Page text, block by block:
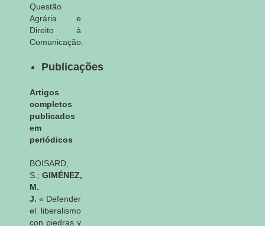
Questão
Agrária e
Direito à
Comunicação.
Publicações
Artigos
completos
publicados
em
periódicos
BOISARD,
S.; GIMÉNEZ,
M.
J. « Defender
el liberalismo
con piedras y